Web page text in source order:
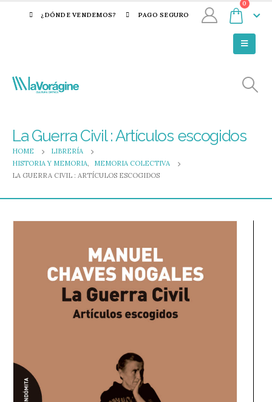
¿DÓNDE VENDEMOS? PAGO SEGURO
0
La Guerra Civil : Artículos escogidos
HOME
LIBRERÍA
HISTORIA Y MEMORIA,
MEMORIA COLECTIVA
LA GUERRA CIVIL : ARTÍCULOS ESCOGIDOS